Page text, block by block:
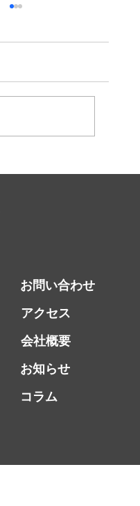
てから体重が増えた気が
なお悩み、すごく多いで
腺外科クリニックに併設
える方は少なくありませ
運動
お問い合わせ
アクセス
お知らせ
会社概要
コラム